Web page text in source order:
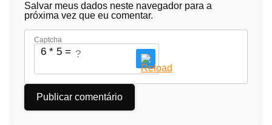
Salvar meus dados neste navegador para a
próxima vez que eu comentar.
Captcha
6 * 5 = ?